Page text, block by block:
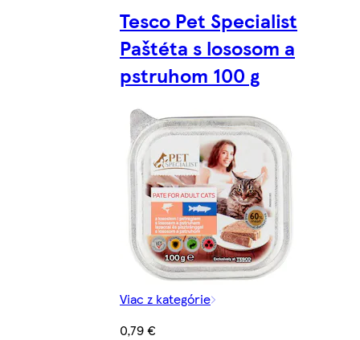
Tesco Pet Specialist
Paštéta s lososom a
pstruhom 100 g
Viac z kategórie
0,79 €